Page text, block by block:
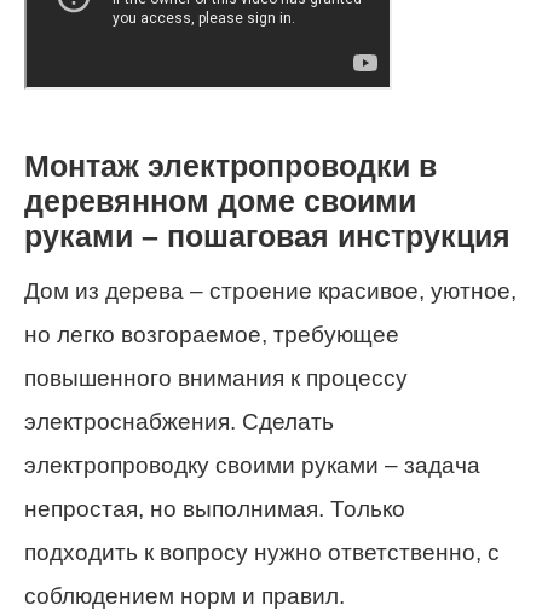
Монтаж электропроводки в
деревянном доме своими
руками – пошаговая инструкция
Дом из дерева – строение красивое, уютное,
но легко возгораемое, требующее
повышенного внимания к процессу
электроснабжения. Сделать
электропроводку своими руками – задача
непростая, но выполнимая. Только
подходить к вопросу нужно ответственно, с
соблюдением норм и правил.